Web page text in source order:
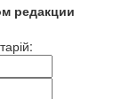
редакции